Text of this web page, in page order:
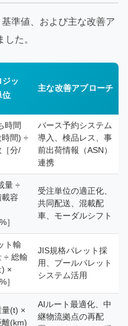
準値、および主な改善ア
た。
ジッ
位
主な改善アプローチ
時間
時間) ÷
［分/
バース予約システム
導入、検品レス、事
前出荷情報（ASN）
連携
量 ÷
容
］
受注単位の適正化、
共同配送、混載配
車、モーダルシフト
ト輸
÷ 総輸
) ×
］
JIS規格パレット採
用、プールパレット
システム活用
量(t) ×
(km)
AIルート最適化、中
継物流拠点の再配